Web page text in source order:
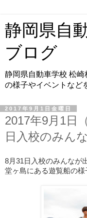
静岡県自
ブログ
静岡県自動車学校 松
の様子やイベントなど
2017年9月1日金曜日
2017年9月1日
日入校のみんな
8月31日入校のみんなが
堂ヶ島にある遊覧船の様